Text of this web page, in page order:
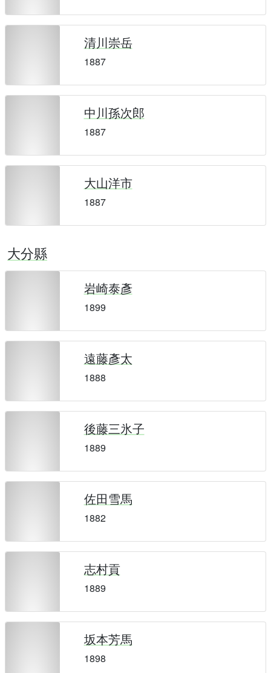
清川崇岳
1887
中川孫次郎
1887
大山洋市
1887
大分縣
岩崎泰彥
1899
遠藤彥太
1888
後藤三氷子
1889
佐田雪馬
1882
志村貢
1889
坂本芳馬
1898